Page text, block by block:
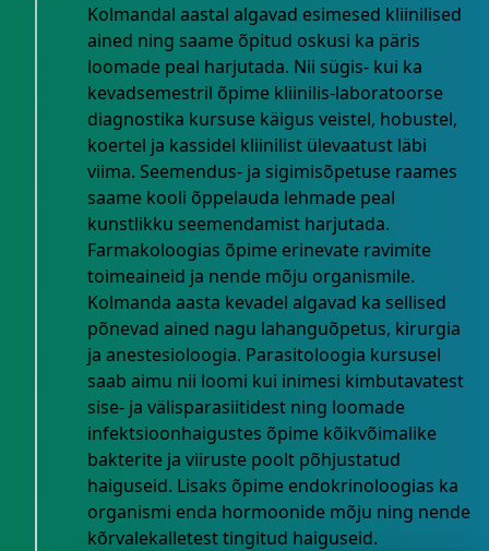
Kolmandal aastal algavad esimesed kliinilised
ained ning saame õpitud oskusi ka päris
loomade peal harjutada. Nii sügis- kui ka
kevadsemestril õpime kliinilis-laboratoorse
diagnostika kursuse käigus veistel, hobustel,
koertel ja kassidel kliinilist ülevaatust läbi
viima. Seemendus- ja sigimisõpetuse raames
saame kooli õppelauda lehmade peal
kunstlikku seemendamist harjutada.
Farmakoloogias õpime erinevate ravimite
toimeaineid ja nende mõju organismile.
Kolmanda aasta kevadel algavad ka sellised
põnevad ained nagu lahanguõpetus, kirurgia
ja anestesioloogia. Parasitoloogia kursusel
saab aimu nii loomi kui inimesi kimbutavatest
sise- ja välisparasiitidest ning loomade
infektsioonhaigustes õpime kõikvõimalike
bakterite ja viiruste poolt põhjustatud
haiguseid. Lisaks õpime endokrinoloogias ka
organismi enda hormoonide mõju ning nende
kõrvalekalletest tingitud haiguseid.